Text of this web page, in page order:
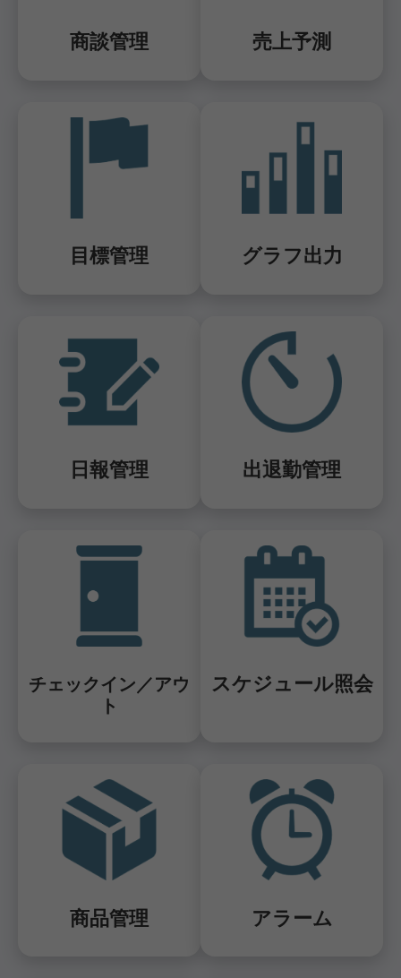
商談管理 売上予測
目標管理 グラフ出力
日報管理 出退勤管理
チェックイン／アウ
ト
スケジュール照会
商品管理 アラーム